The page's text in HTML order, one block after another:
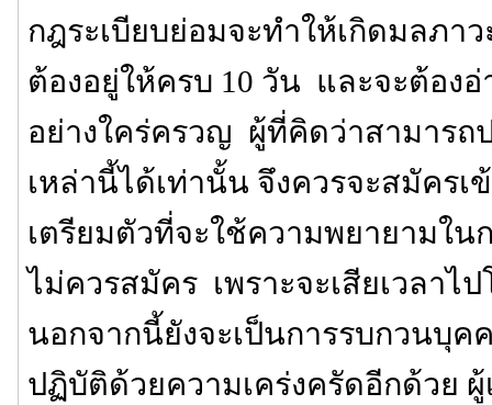
กฎระเบียบย่อมจะทำให้เกิดมลภา
ต้องอยู่ให้ครบ 10 วัน และจะต้องอ่
อย่างใคร่ครวญ ผู้ที่คิดว่าสามาร
เหล่านี้ได้เท่านั้น จึงควรจะสมัคร
เตรียมตัวที่จะใช้ความพยายามใน
ไม่ควรสมัคร เพราะจะเสียเวลาไ
นอกจากนี้ยังจะเป็นการรบกวนบุค
ปฏิบัติด้วยความเคร่งครัดอีกด้วย ผู้